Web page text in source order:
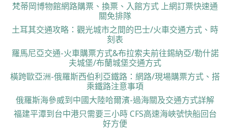
梵蒂岡博物館網路購票、換票、入館方式 上網訂票快速通
關免排隊
土耳其交通攻略：觀光城市之間的巴士/火車交通方式、時
刻表
羅馬尼亞交通-火車購票方式&布拉索夫前往錫納亞/勒什諾
夫城堡/布蘭城堡交通方式
橫跨歐亞洲-俄羅斯西伯利亞鐵路：網路/現場購票方式、搭
乘鐵路注意事項
俄羅斯海參威到中國大陸哈爾濱-過海關及交通方式詳解
福建平潭到台中港只需要三小時 CFS高速海峽號快船回台
好方便